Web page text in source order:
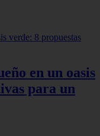
en un oasis
para un